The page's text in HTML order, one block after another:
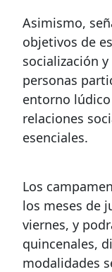
Asimismo,
objetivos de
socialización
personas
entorno
relaciones
esenciales.
Los
los meses de
viernes, y
quincenales,
modalidades